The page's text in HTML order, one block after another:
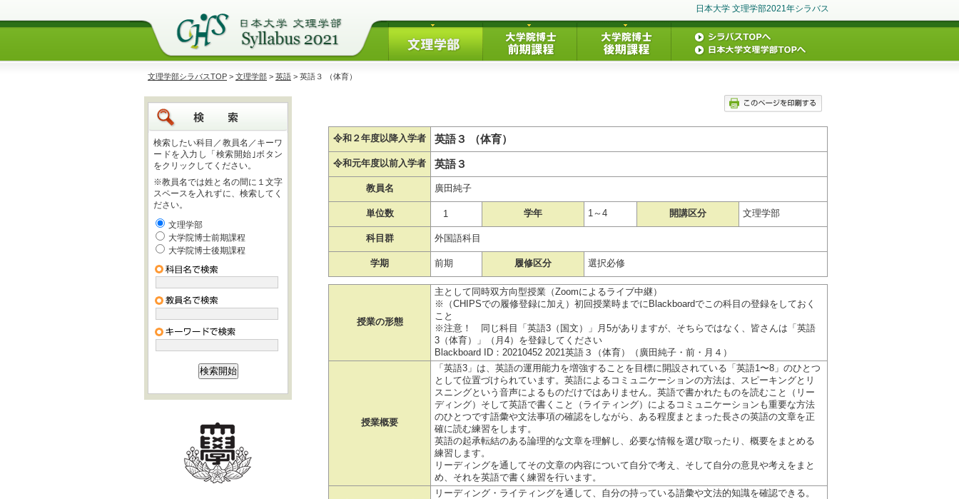
日本大学 文理学部2021年シラバス
文理学部シラバスTOP > 文理学部 > 英語 > 英語３ （体育）
検索したい科目／教員名／キーワ
ードを入力し「検索開始｣ボタン
をクリックしてください。
※教員名では姓と名の間に１文字
スペースを入れずに、検索してく
ださい。
文理学部
大学院博士前期課程
大学院博士後期課程
令和２年度以降入学者 英語３ （体育）
令和元年度以前入学者 英語３
教員名 廣田純子
単位数 1 学年 1～4 開講区分 文理学部
科目群 外国語科目
学期 前期 履修区分 選択必修
授業の形態
主として同時双方向型授業（Zoomによるライブ中継）
※（CHIPSでの履修登録に加え）初回授業時までにBlackboardでこの科目の登録をしておく
こと
※注意！ 同じ科目「英語3（国文）」月5がありますが、そちらではなく、皆さんは「英語
3（体育）」（月4）を登録してください
Blackboard ID：20210452 2021英語３（体育）（廣田純子・前・月４）
授業概要
「英語3」は、英語の運用能力を増強することを目標に開設されている「英語1〜8」のひとつ
として位置づけられています。英語によるコミュニケーションの方法は、スピーキングとリ
スニングという音声によるものだけではありません。英語で書かれたものを読むこと（リー
ディング）そして英語で書くこと（ライティング）によるコミュニケーションも重要な方法
のひとつです語彙や文法事項の確認をしながら、ある程度まとまった長さの英語の文章を正
確に読む練習をします。
英語の起承転結のある論理的な文章を理解し、必要な情報を選び取ったり、概要をまとめる
練習します。
リーディングを通してその文章の内容について自分で考え、そして自分の意見や考えをまと
め、それを英語で書く練習を行います。
リーディング・ライティングを通して、自分の持っている語彙や文法的知識を確認できる。